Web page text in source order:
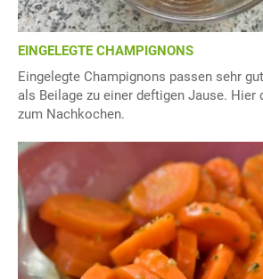
EINGELEGTE CHAMPIGNONS
Eingelegte Champignons passen sehr
als Beilage zu einer deftigen Jause. Hier
zum Nachkochen.